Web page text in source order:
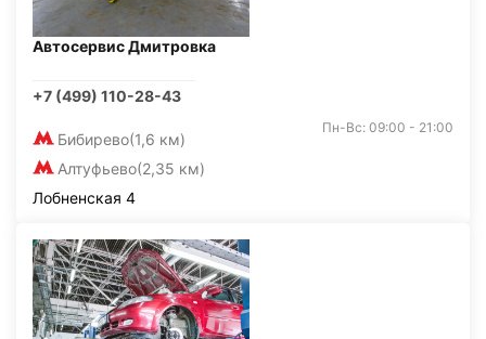
Автосервис Дмитровка
+7 (499) 110-28-43
Бибирево(1,6 км)
Алтуфьево(2,35 км)
Пн-Вс: 09:00 - 21:00
Лобненская 4